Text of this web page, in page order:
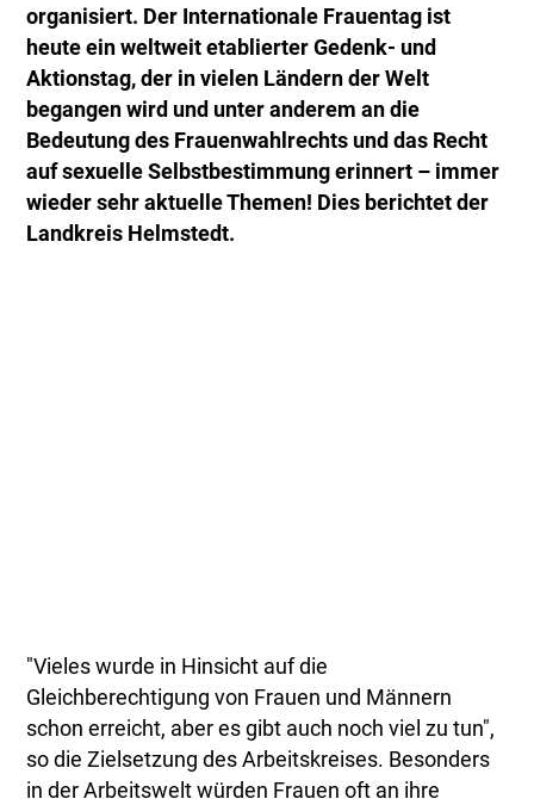
organisiert. Der Internationale Frauentag ist
heute ein weltweit etablierter Gedenk- und
Aktionstag, der in vielen Ländern der Welt
begangen wird und unter anderem an die
Bedeutung des Frauenwahlrechts und das Recht
auf sexuelle Selbstbestimmung erinnert – immer
wieder sehr aktuelle Themen! Dies berichtet der
Landkreis Helmstedt.
"Vieles wurde in Hinsicht auf die
Gleichberechtigung von Frauen und Männern
schon erreicht, aber es gibt auch noch viel zu tun",
so die Zielsetzung des Arbeitskreises. Besonders
in der Arbeitswelt würden Frauen oft an ihre